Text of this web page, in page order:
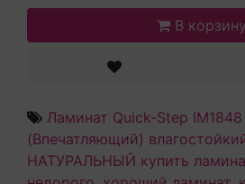
В корзину
Ламинат Quick-Step IM1848
(Впечатляющий)
НАТУРАЛЬНЫЙ купить